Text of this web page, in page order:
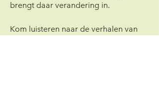
brengt daar verandering in.
Kom luisteren naar de verhalen van